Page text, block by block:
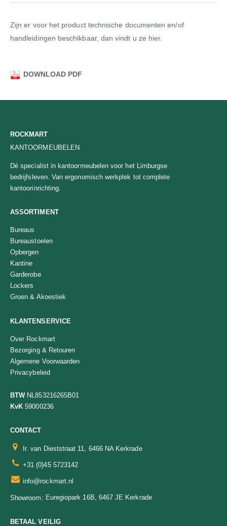
Zijn er voor het product technische documenten en/of
handleidingen beschikbaar, dan vindt u ze hier.
DOWNLOAD PDF
ROCKMART
KANTOORMEUBELEN
Dé specialist in kantoormeubelen voor het Limburgse
bedrijfsleven. Van ergonomisch werkplek tot complete
kantoorinrichting.
ASSORTIMENT
Bureaus
Bureaustoelen
Opbergen
Kantine
Garderobe
Lockers
Groen & Akoestiek
KLANTENSERVICE
Over Rockmart
Bezorging & Retouren
Algemene Voorwaarden
Privacybeleid
BTWNL853216265B01
KvK 59000236
CONTACT
Ir. van Dieststraat 11, 6466 NA Kerkrade
+31 (0)45 5723142
info@rockmart.nl
Showroom: Euregiopark 16B, 6467 JE Kerkrade
BETAAL VEILIG